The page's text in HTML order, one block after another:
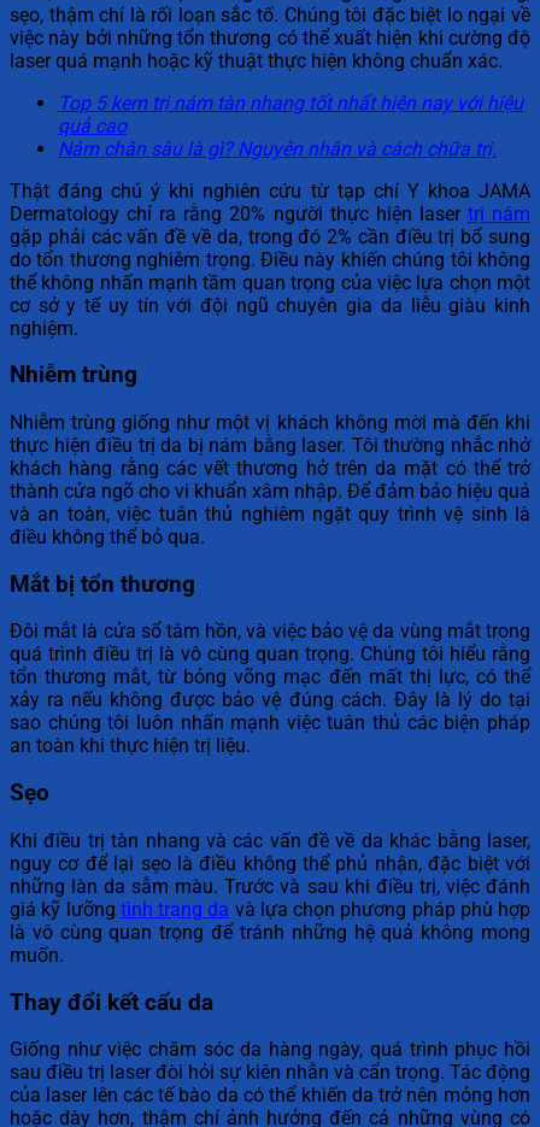
sẹo, thậm chí là rối loạn sắc tố. Chúng tôi đặc biệt lo ngại về
việc này bởi những tổn thương có thể xuất hiện khi cường độ
laser quá mạnh hoặc kỹ thuật thực hiện không chuẩn xác.
Top 5 kem trị nám tàn nhang tốt nhất hiện nay với hiệu
quả cao
Nám chân sâu là gì? Nguyên nhân và cách chữa trị.
Thật đáng chú ý khi nghiên cứu từ tạp chí Y khoa JAMA
Dermatology chỉ ra rằng 20% người thực hiện laser trị nám
gặp phải các vấn đề về da, trong đó 2% cần điều trị bổ sung
do tổn thương nghiêm trọng. Điều này khiến chúng tôi không
thể không nhấn mạnh tầm quan trọng của việc lựa chọn một
cơ sở y tế uy tín với đội ngũ chuyên gia da liễu giàu kinh
nghiệm.
Nhiễm trùng
Nhiễm trùng giống như một vị khách không mời mà đến khi
thực hiện điều trị da bị nám bằng laser. Tôi thường nhắc nhở
khách hàng rằng các vết thương hở trên da mặt có thể trở
thành cửa ngõ cho vi khuẩn xâm nhập. Để đảm bảo hiệu quả
và an toàn, việc tuân thủ nghiêm ngặt quy trình vệ sinh là
điều không thể bỏ qua.
Mắt bị tổn thương
Đôi mắt là cửa sổ tâm hồn, và việc bảo vệ da vùng mắt trong
quá trình điều trị là vô cùng quan trọng. Chúng tôi hiểu rằng
tổn thương mắt, từ bỏng võng mạc đến mất thị lực, có thể
xảy ra nếu không được bảo vệ đúng cách. Đây là lý do tại
sao chúng tôi luôn nhấn mạnh việc tuân thủ các biện pháp
an toàn khi thực hiện trị liệu.
Sẹo
Khi điều trị tàn nhang và các vấn đề về da khác bằng laser,
nguy cơ để lại sẹo là điều không thể phủ nhận, đặc biệt với
những làn da sẫm màu. Trước và sau khi điều trị, việc đánh
giá kỹ lưỡng tình trạng da và lựa chọn phương pháp phù hợp
là vô cùng quan trọng để tránh những hệ quả không mong
muốn.
Thay đổi kết cấu da
Giống như việc chăm sóc da hàng ngày, quá trình phục hồi
sau điều trị laser đòi hỏi sự kiên nhẫn và cẩn trọng. Tác động
của laser lên các tế bào da có thể khiến da trở nên mỏng hơn
hoặc dày hơn, thậm chí ảnh hưởng đến cả những vùng có